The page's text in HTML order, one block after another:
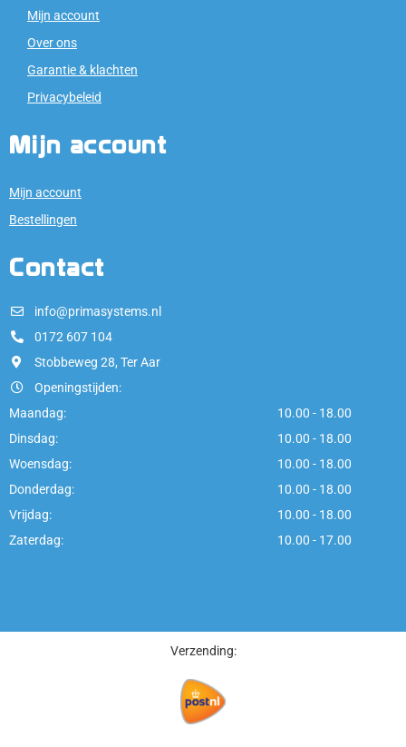
Mijn account
Over ons
Garantie & klachten
Privacybeleid
Mijn account
Mijn account
Bestellingen
Contact
info@primasystems.nl
0172 607 104
Stobbeweg 28, Ter Aar
Openingstijden:
Maandag:
10.00 - 18.00
Dinsdag:
10.00 - 18.00
Woensdag:
10.00 - 18.00
Donderdag:
10.00 - 18.00
Vrijdag:
10.00 - 18.00
Zaterdag:
10.00 - 17.00
Verzending: